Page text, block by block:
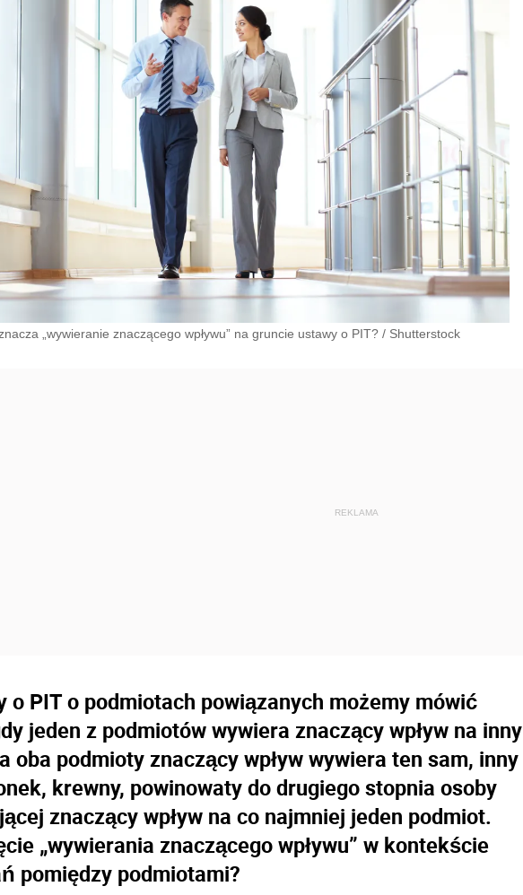
„wywieranie znaczącego wpływu” na gruncie ustawy o PIT? / Shutterstock
o PIT o podmiotach powiązanych możemy mówić
jeden z podmiotów wywiera znaczący wpływ na inny
oba podmioty znaczący wpływ wywiera ten sam, inny
krewny, powinowaty do drugiego stopnia osoby
znaczący wpływ na co najmniej jeden podmiot.
„wywierania znaczącego wpływu” w kontekście
pomiędzy podmiotami?